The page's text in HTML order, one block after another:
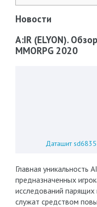
Новости
A:IR (ELYON).
MMORPG 2020
Даташит
Главная уникальность
предназначенных
исследований
служат средством